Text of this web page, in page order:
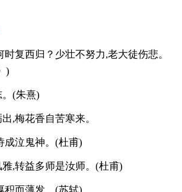
时复西归？少壮不努力,老大徒伤悲。
)
(朱熹)
,梅花香自苦寒来。
成泣鬼神。(杜甫)
,转益多师是汝师。(杜甫)